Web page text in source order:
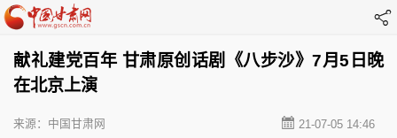
献礼建党百年 甘肃原创话剧《八步沙》7月5日晚
在北京上演
21-07-05 14:46
来源：中国甘肃网